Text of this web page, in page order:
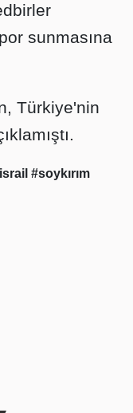
sunmasına
Türkiye'nin
#soykırım